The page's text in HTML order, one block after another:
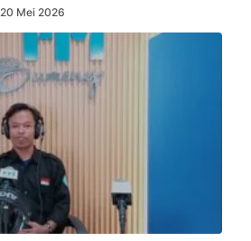
20 Mei 2026